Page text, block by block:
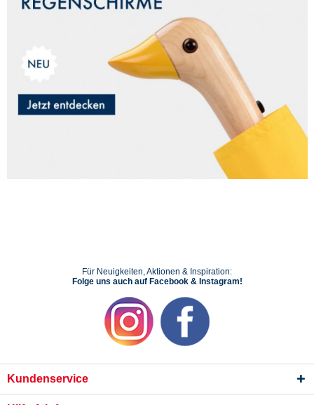
Für Neuigkeiten, Aktionen & Inspiration:
Folge uns auch auf Facebook & Instagram!
Kundenservice